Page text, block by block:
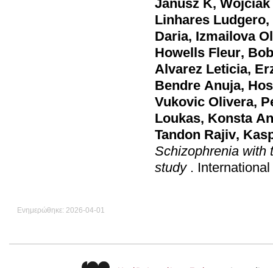
Janusz Κ, Wojciak
Linhares Ludgero,
Daria, Izmailova
Howells Fleur,
Alvarez Leticia,
Bendre Anuja,
Vukovic Olivera,
Loukas, Konsta
Tandon Rajiv,
Schizophrenia with
study .
Ενημερώθηκε: 2026-04-01